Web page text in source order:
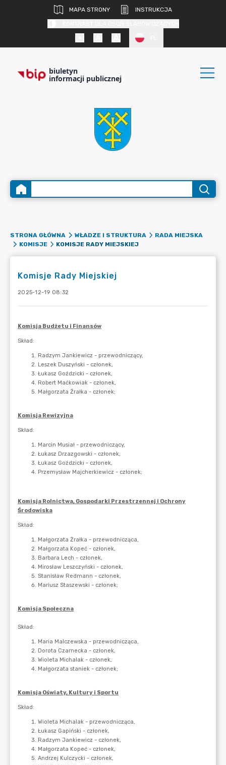
MAPA STRONY
INSTRUKCJA
biuletyn
informacji publicznej
STRONA GŁÓWNA WŁADZE I STRUKTURA
RADA MIEJSKA
KOMISJE
KOMISJE RADY MIEJSKIEJ
Komisje Rady Miejskiej
2025-12-19 08:32